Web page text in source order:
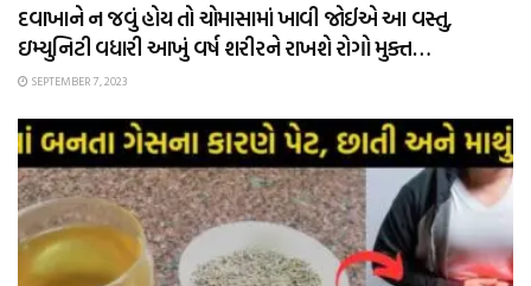
દવાખાને ન જવું હોય તો ચોમાસામાં ખાવી જોઈએ આ વસ્તુ,
ઇમ્યુનિટી વધારી આખું વર્ષ શરીરને રાખશે રોગો મુક્ત…
SEPTEMBER 7, 2023